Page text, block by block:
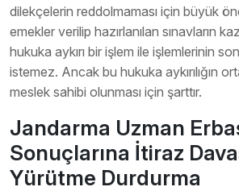
dilekçelerin reddolmaması için büyük
emekler verilip hazırlanılan sınavların
hukuka aykırı bir işlem ile işlemlerinin
istemez. Ancak bu hukuka aykırılığın
meslek sahibi olunması için şarttır.
Jandarma Uzman
Sonuçlarına İtiraz
Yürütme Durdurma